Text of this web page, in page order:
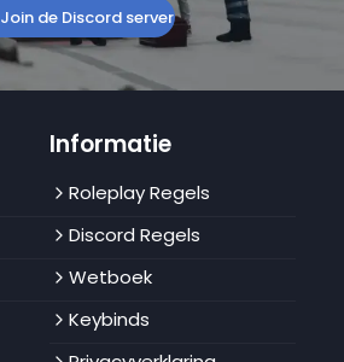
Join de Discord server
Informatie
Roleplay Regels
Discord Regels
Wetboek
Keybinds